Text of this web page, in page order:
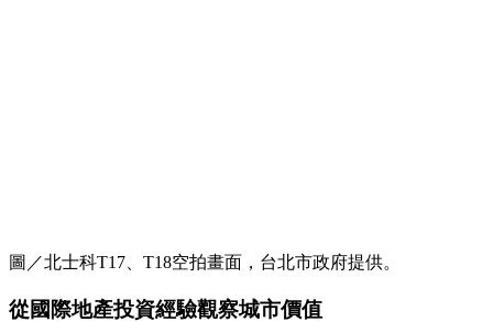
圖／北士科T17、T18空拍畫面，台北市政府提供。
從國際地產投資經驗觀察城市價值